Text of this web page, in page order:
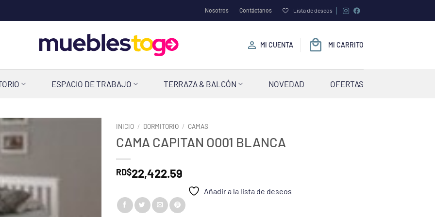
Nosotros Contáctanos Lista de deseos
MI CUENTA MI CARRITO
ESPACIO DE TRABAJO TERRAZA & BALCÓN NOVEDAD OFERTAS
INICIO / DORMITORIO / CAMAS
CAMA CAPITAN O001 BLANCA
RD$22,422.59
Añadir a la lista de deseos